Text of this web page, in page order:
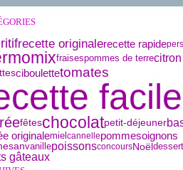
recette originalerecette rapide
fraisespommes de terrecitron
ciboulettetomates
facile
fêteschocolatpetit-déjeuner
originalemielcannellepommesoignons
vanillepoissonsconcoursNoëldessert
gâteaux